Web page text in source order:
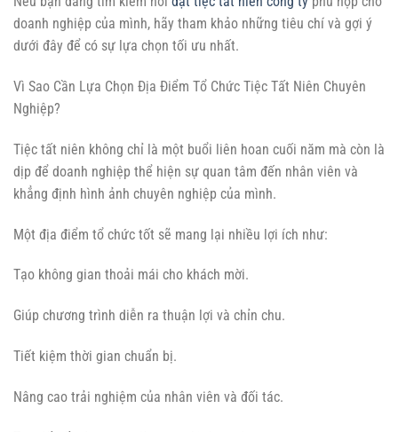
doanh nghiệp của mình, hãy tham khảo những tiêu chí và gợi ý
dưới đây để có sự lựa chọn tối ưu nhất.
Vì Sao Cần Lựa Chọn Địa Điểm Tổ Chức Tiệc Tất Niên Chuyên
Nghiệp?
Tiệc tất niên không chỉ là một buổi liên hoan cuối năm mà còn là
dịp để doanh nghiệp thể hiện sự quan tâm đến nhân viên và
khẳng định hình ảnh chuyên nghiệp của mình.
Một địa điểm tổ chức tốt sẽ mang lại nhiều lợi ích như:
Tạo không gian thoải mái cho khách mời.
Giúp chương trình diễn ra thuận lợi và chỉn chu.
Tiết kiệm thời gian chuẩn bị.
Nâng cao trải nghiệm của nhân viên và đối tác.